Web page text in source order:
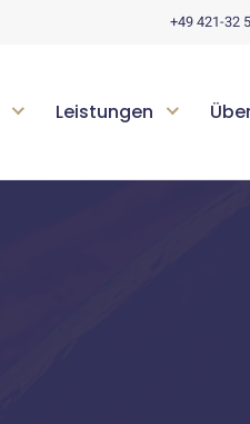
+49 421-32
Leistungen